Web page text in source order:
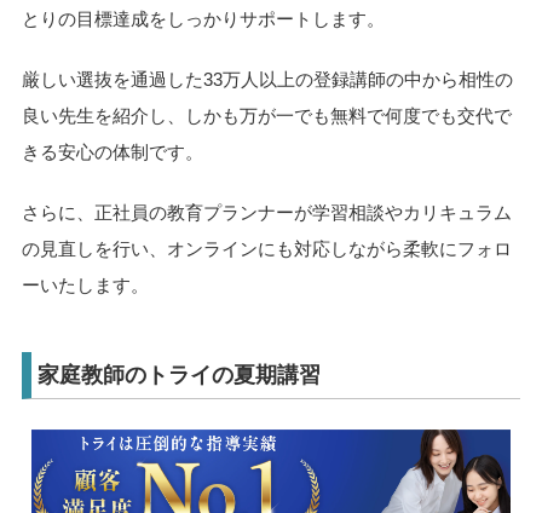
とりの目標達成をしっかりサポートします。
厳しい選抜を通過した33万人以上の登録講師の中から相性の
良い先生を紹介し、しかも万が一でも無料で何度でも交代で
きる安心の体制です。
さらに、正社員の教育プランナーが学習相談やカリキュラム
の見直しを行い、オンラインにも対応しながら柔軟にフォロ
ーいたします。
家庭教師のトライの夏期講習